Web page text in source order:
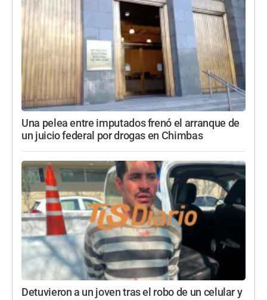
Una pelea entre imputados frenó el arranque de
un juicio federal por drogas en Chimbas
Detuvieron a un joven tras el robo de un celular y